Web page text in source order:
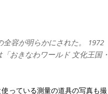
容が明らかにされた。 1972
おきなわワールド 文化王国・
っている測量の道具の写真も撮